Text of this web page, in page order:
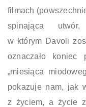
filmach
spinająca
w którym Davoli
oznaczało koniec
„miesiąca
pokazuje nam, jak
z życiem, a życie